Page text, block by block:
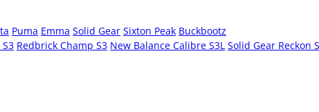
Puma Emma Solid Gear Sixton Peak Buckbootz
Redbrick Champ S3 New Balance Calibre S3L Solid Gear Reckon